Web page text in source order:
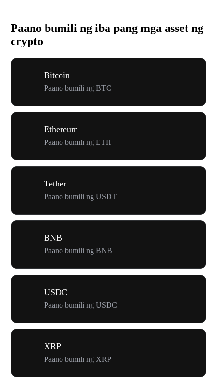
Paano bumili ng iba pang mga asset ng
crypto
Bitcoin
Paano bumili ng BTC
Ethereum
Paano bumili ng ETH
Tether
Paano bumili ng USDT
BNB
Paano bumili ng BNB
USDC
Paano bumili ng USDC
XRP
Paano bumili ng XRP